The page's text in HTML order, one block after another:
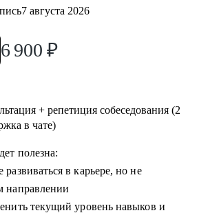
7 августа 2026
6 900 ₽
+ репетиция собеседования (2
в чате)
полезна:
в карьере, но не
направлении
текущий уровень навыков и